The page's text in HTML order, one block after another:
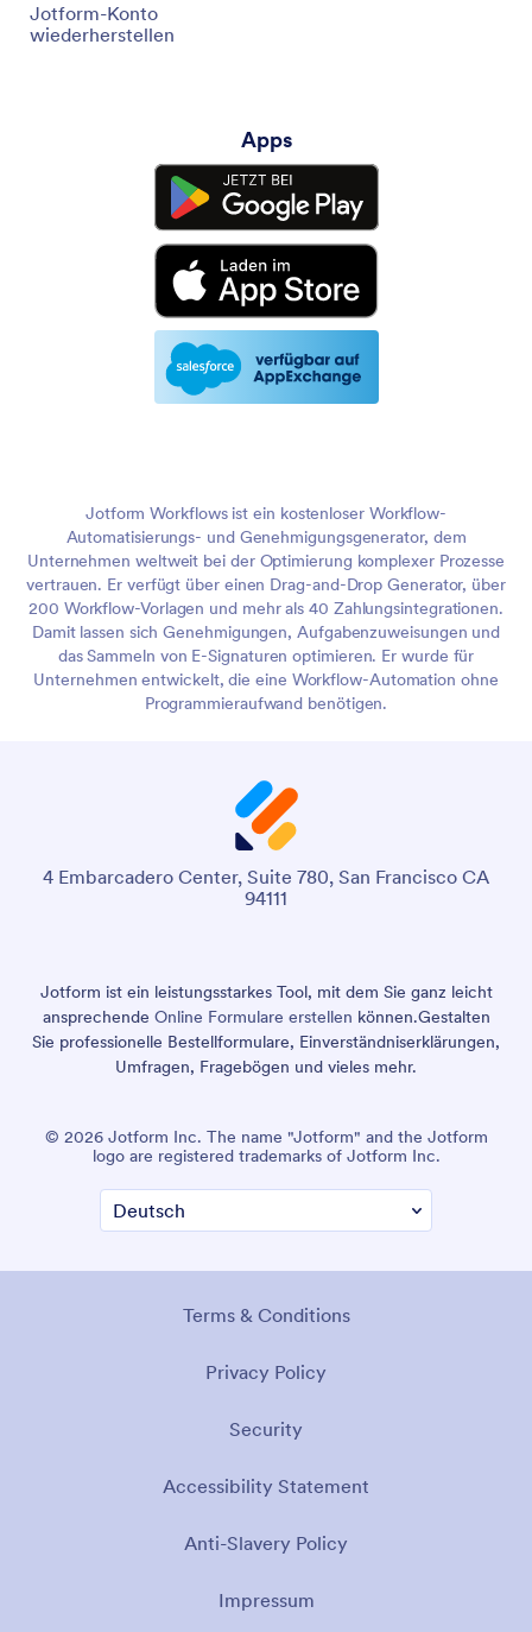
Jotform-Konto
wiederherstellen
Apps
Jotform Workflows ist ein kostenloser Workflow-
Automatisierungs- und Genehmigungsgenerator, dem
Unternehmen weltweit bei der Optimierung komplexer Prozesse
vertrauen. Er verfügt über einen Drag-and-Drop Generator, über
200 Workflow-Vorlagen und mehr als 40 Zahlungsintegrationen.
Damit lassen sich Genehmigungen, Aufgabenzuweisungen und
das Sammeln von E-Signaturen optimieren. Er wurde für
Unternehmen entwickelt, die eine Workflow-Automation ohne
Programmieraufwand benötigen.
4 Embarcadero Center, Suite 780, San Francisco CA
94111
Jotform ist ein leistungsstarkes Tool, mit dem Sie ganz leicht
ansprechende Online Formulare erstellen können.Gestalten
Sie professionelle Bestellformulare, Einverständniserklärungen,
Umfragen, Fragebögen und vieles mehr.
© 2026 Jotform Inc. The name "Jotform" and the Jotform
logo are registered trademarks of Jotform Inc.
Terms & Conditions
Privacy Policy
Security
Accessibility Statement
Anti-Slavery Policy
Impressum